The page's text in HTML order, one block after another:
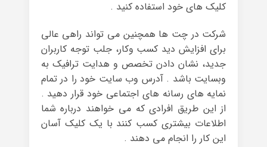
کلیک های خود استفاده کنید .
شرکت در چت ها همچنین می تواند راهی عالی
برای افزایش دید کسب وکار، جلب توجه کاربران
جدید، نشان دادن تخصص و هدایت ترافیک به
وبسایت باشد . آدرس وب سایت خود را در تمام
نمایه های رسانه های اجتماعی خود قرار دهید .
از این طریق افرادی که می خواهند درباره شما
اطلاعات بیشتری کسب کنند با یک کلیک آسان
این کار را انجام می دهند .